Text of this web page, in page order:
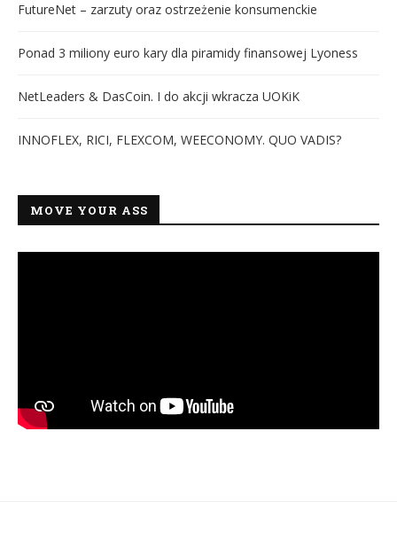
FutureNet – zarzuty oraz ostrzeżenie konsumenckie
Ponad 3 miliony euro kary dla piramidy finansowej Lyoness
NetLeaders & DasCoin. I do akcji wkracza UOKiK
INNOFLEX, RICI, FLEXCOM, WEECONOMY. QUO VADIS?
MOVE YOUR ASS